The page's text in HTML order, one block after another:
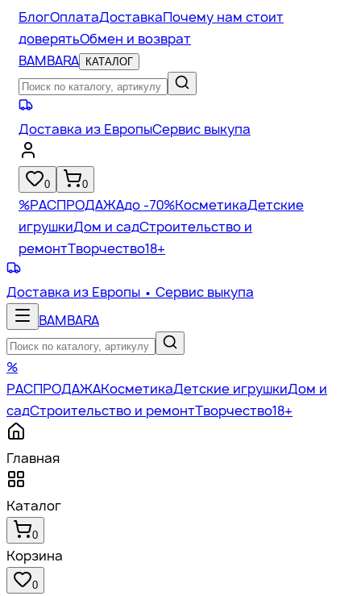
БлогОплатаДоставкаПочему нам стоит
доверятьОбмен и возврат
BAMBARA
КАТАЛОГ
Доставка из ЕвропыСервис выкупа
0 0
%РАСПРОДАЖАдо -70%КосметикаДетские
игрушкиДом и садСтроительство и
ремонтТворчество18+
Доставка из Европы • Сервис выкупа
BAMBARA
%
РАСПРОДАЖАКосметикаДетские игрушкиДом и
садСтроительство и ремонтТворчество18+
Главная
Каталог
0
Корзина
0